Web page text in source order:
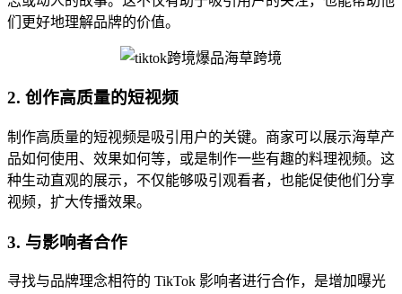
们更好地理解品牌的价值。
2. 创作高质量的短视频
制作高质量的短视频是吸引用户的关键。商家可以展示海草产
品如何使用、效果如何等，或是制作一些有趣的料理视频。这
种生动直观的展示，不仅能够吸引观看者，也能促使他们分享
视频，扩大传播效果。
3. 与影响者合作
寻找与品牌理念相符的 TikTok 影响者进行合作，是增加曝光